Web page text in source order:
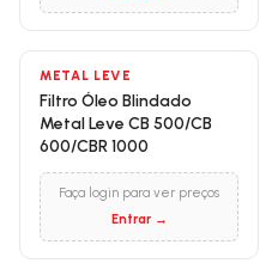
METAL LEVE
Filtro Óleo Blindado
Metal Leve CB 500/CB
600/CBR 1000
Faça login para ver preços
Entrar →